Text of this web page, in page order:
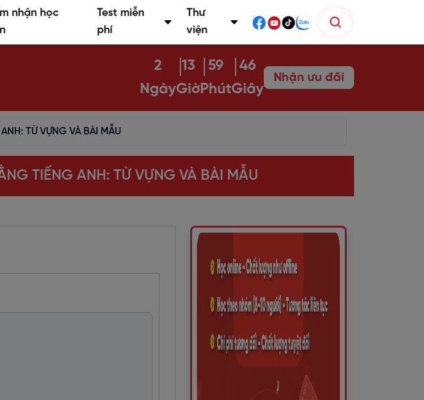
nhận học
Test miễn
phí
Thư
viện
2
Ngày
13
Giờ
59
Phút
45
Giây
Nhận ưu đãi
TỪ VỰNG VÀ BÀI MẪU
TIẾNG ANH: TỪ VỰNG VÀ BÀI MẪU